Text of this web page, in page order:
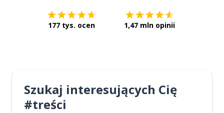
177 tys. ocen 1,47 mln opinii
Szukaj interesujących Cię
#treści